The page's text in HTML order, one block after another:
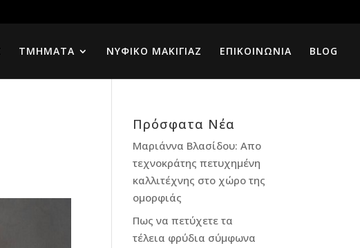
ΤΜΗΜΑΤΑ ΝΥΦΙΚΟ ΜΑΚΙΓΙΑΖ ΕΠΙΚΟΙΝΩΝΙΑ BLOG
Πρόσφατα Νέα
Μαριάννα Βλασίδου: Απο
τεχνοκράτης πετυχημένη
καλλιτέχνης στο χώρο της
ομορφιάς
Πως να πετύχετε τα
τέλεια φρύδια σύμφωνα